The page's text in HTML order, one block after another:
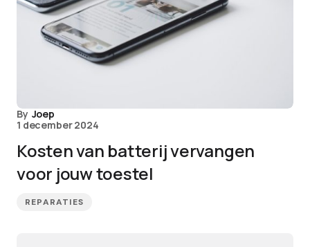
By Joep
1 december 2024
Kosten van batterij vervangen
voor jouw toestel
REPARATIES